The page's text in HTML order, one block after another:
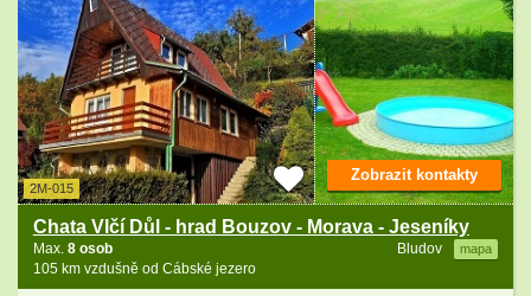
2M-015
Chata Vlčí Důl - hrad Bouzov - Morava - Jeseníky
Bludov mapa
Max. 8 osob
105 km vzdušně od Cábské jezero
Zobrazit kontakty